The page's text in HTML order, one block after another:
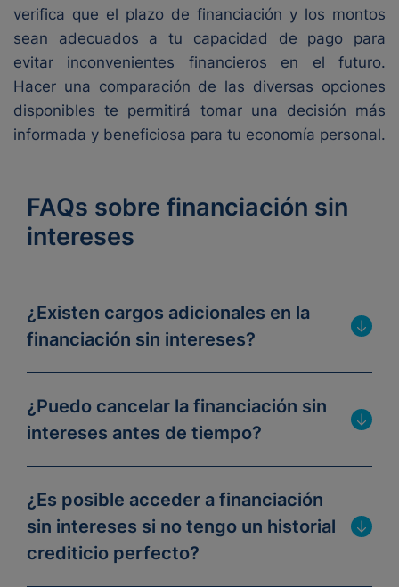
verifica que el plazo de financiación y los montos
sean adecuados a tu capacidad de pago para
evitar inconvenientes financieros en el futuro.
Hacer una comparación de las diversas opciones
disponibles te permitirá tomar una decisión más
informada y beneficiosa para tu economía personal.
FAQs sobre financiación sin
intereses
¿Existen cargos adicionales en la
financiación sin intereses?
¿Puedo cancelar la financiación sin
intereses antes de tiempo?
¿Es posible acceder a financiación
sin intereses si no tengo un historial
crediticio perfecto?